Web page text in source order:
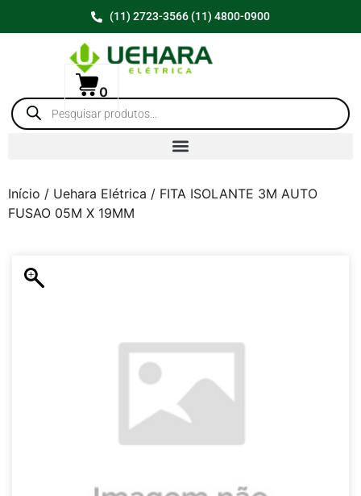
(11) 2723-3566 (11) 4800-0900
0
Início / Uehara Elétrica / FITA ISOLANTE 3M AUTO
FUSAO 05M X 19MM